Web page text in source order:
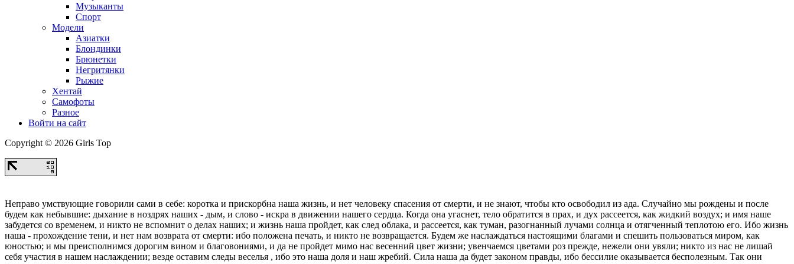
Музыканты
Спорт
Модели
Азиатки
Блондинки
Брюнетки
Негритянки
Рыжие
Хентай
Самофоты
Разное
Войти на сайт
Copyright © 2026 Girls Top
Неправо умствующие говорили сами в себе: коротка и прискорбна наша жизнь, и нет человеку спасения от смерти, и не знают, чтобы кто освободил из ада. Случайно мы рождены и после
будем как небывшие: дыхание в ноздрях наших - дым, и слово - искра в движении нашего сердца. Когда она угаснет, тело обратится в прах, и дух рассеется, как жидкий воздух; и имя наше
забудется со временем, и никто не вспомнит о делах наших; и жизнь наша пройдет, как след облака, и рассеется, как туман, разогнанный лучами солнца и отягченный теплотою его. Ибо жизнь
наша - прохождение тени, и нет нам возврата от смерти: ибо положена печать, и никто не возвращается. Будем же наслаждаться настоящими благами и спешить пользоваться миром, как
юностью; и мы преисполнимся дорогим вином и благовониями, и да не пройдет мимо нас весенний цвет жизни; увенчаемся цветами роз прежде, нежели они увяли; никто из нас не лишай
себя участия в нашем наслаждении; везде оставим следы веселья , ибо это наша доля и наш жребий. Сила наша да будет законом правды, ибо бессилие оказывается бесполезным. Так они